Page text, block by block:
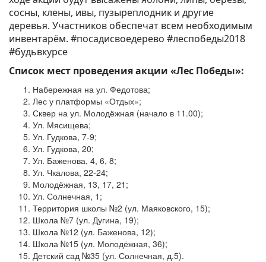
сосны, клены, ивы, пузыреплодник и другие
деревья. Участников обеспечат всем необходимым
инвентарём. #посадисвоедерево #леспобеды2018
#будьвкyрсе
Список мест проведения акции «Лес Победы»:
Набережная на ул. Федотова;
Лес у платформы «Отдых»;
Сквер на ул. Молодёжная (начало в 11.00);
Ул. Мясищева;
Ул. Гудкова, 7-9;
Ул. Гудкова, 20;
Ул. Баженова, 4, 6, 8;
Ул. Чкалова, 22-24;
Молодёжная, 13, 17, 21;
Ул. Солнечная, 1;
Территория школы №2 (ул. Маяковского, 15);
Школа №7 (ул. Дугина, 19);
Школа №12 (ул. Баженова, 12);
Школа №15 (ул. Молодёжная, 36);
Детский сад №35 (ул. Солнечная, д.5).